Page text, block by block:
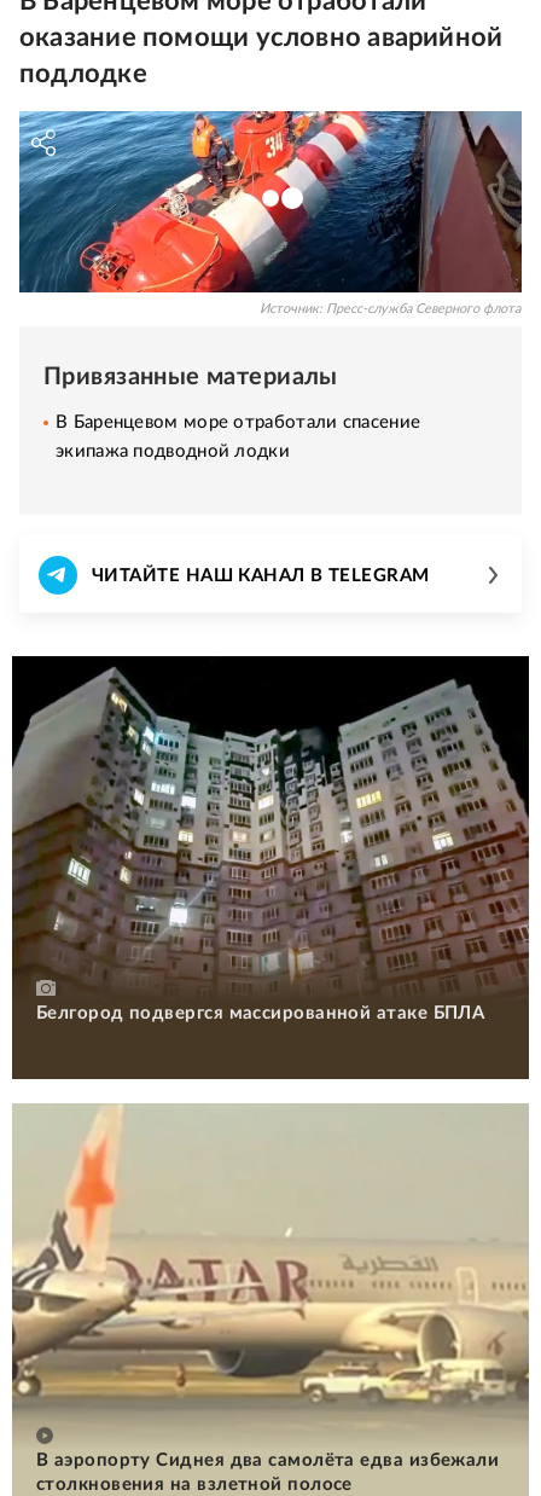
оказание помощи условно аварийной
подлодке
Источник: Пресс-служба Северного флота
Привязанные материалы
В Баренцевом море отработали спасение
экипажа подводной лодки
ЧИТАЙТЕ НАШ КАНАЛ В TELEGRAM
Белгород подвергся массированной атаке БПЛА
В аэропорту Сиднея два самолёта едва избежали
столкновения на взлетной полосе